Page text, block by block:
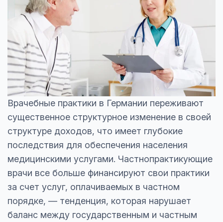
Врачебные практики в Германии переживают
существенное структурное изменение в своей
структуре доходов, что имеет глубокие
последствия для обеспечения населения
медицинскими услугами. Частнопрактикующие
врачи все больше финансируют свои практики
за счет услуг, оплачиваемых в частном
порядке, — тенденция, которая нарушает
баланс между государственным и частным